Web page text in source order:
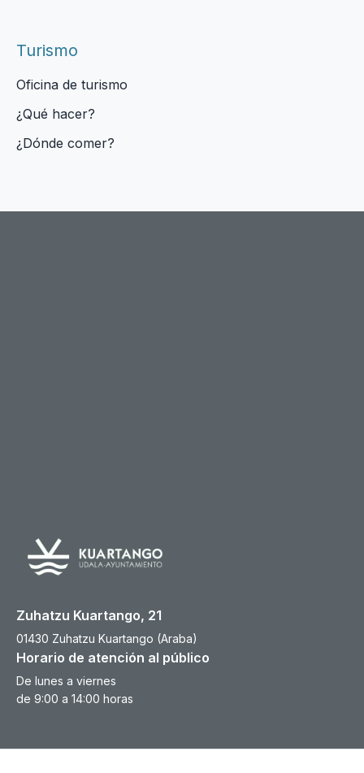
Turismo
Oficina de turismo
¿Qué hacer?
¿Dónde comer?
Zuhatzu Kuartango, 21
01430 Zuhatzu Kuartango (Araba)
Horario de atención al público
De lunes a viernes
de 9:00 a 14:00 horas